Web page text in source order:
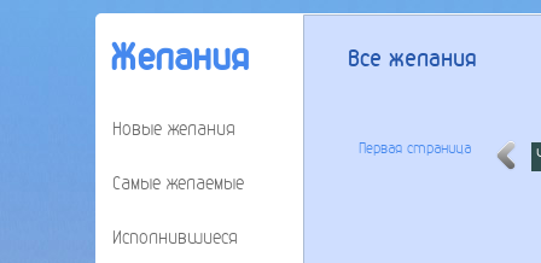
Желания
Новые желания
Самые желаемые
Исполнившиеся
Все желания
Первая страница